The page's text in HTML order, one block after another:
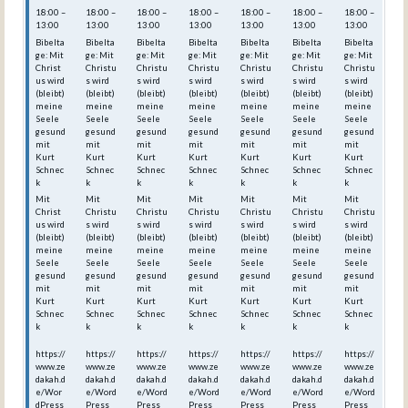
18:00 –
13:00
Bibelta
ge: Mit
Christ
us wird
(bleibt)
meine
Seele
gesund
mit
Kurt
Schnec
k
Mit
Christ
us wird
(bleibt)
meine
Seele
gesund
mit
Kurt
Schnec
k
https://
www.ze
dakah.d
e/Wor
dPress
18:00 –
13:00
Bibelta
ge: Mit
Christu
s wird
(bleibt)
meine
Seele
gesund
mit
Kurt
Schnec
k
Mit
Christu
s wird
(bleibt)
meine
Seele
gesund
mit
Kurt
Schnec
k
https://
www.ze
dakah.d
e/Word
Press_
18:00 –
13:00
Bibelta
ge: Mit
Christu
s wird
(bleibt)
meine
Seele
gesund
mit
Kurt
Schnec
k
Mit
Christu
s wird
(bleibt)
meine
Seele
gesund
mit
Kurt
Schnec
k
https://
www.ze
dakah.d
e/Word
Press_
18:00 –
13:00
Bibelta
ge: Mit
Christu
s wird
(bleibt)
meine
Seele
gesund
mit
Kurt
Schnec
k
Mit
Christu
s wird
(bleibt)
meine
Seele
gesund
mit
Kurt
Schnec
k
https://
www.ze
dakah.d
e/Word
Press_
18:00 –
13:00
Bibelta
ge: Mit
Christu
s wird
(bleibt)
meine
Seele
gesund
mit
Kurt
Schnec
k
Mit
Christu
s wird
(bleibt)
meine
Seele
gesund
mit
Kurt
Schnec
k
https://
www.ze
dakah.d
e/Word
Press_
18:00 –
13:00
Bibelta
ge: Mit
Christu
s wird
(bleibt)
meine
Seele
gesund
mit
Kurt
Schnec
k
Mit
Christu
s wird
(bleibt)
meine
Seele
gesund
mit
Kurt
Schnec
k
https://
www.ze
dakah.d
e/Word
Press_
18:00 –
13:00
Bibelta
ge: Mit
Christu
s wird
(bleibt)
meine
Seele
gesund
mit
Kurt
Schnec
k
Mit
Christu
s wird
(bleibt)
meine
Seele
gesund
mit
Kurt
Schnec
k
https://
www.ze
dakah.d
e/Word
Press_